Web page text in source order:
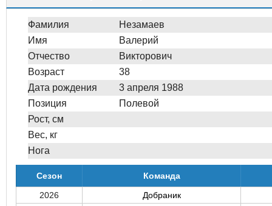
Фамилия
Незамаев
Имя
Валерий
Отчество
Викторович
Возраст
38
Дата рождения
3 апреля 1988
Позиция
Полевой
Рост, см
Вес, кг
Нога
Сезон
Команда
2026
Добраник